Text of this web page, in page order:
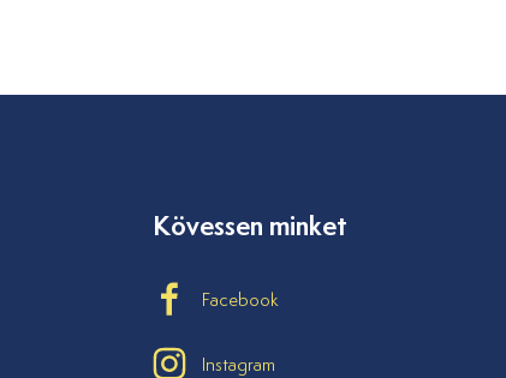
Kövessen minket
Facebook
Instagram